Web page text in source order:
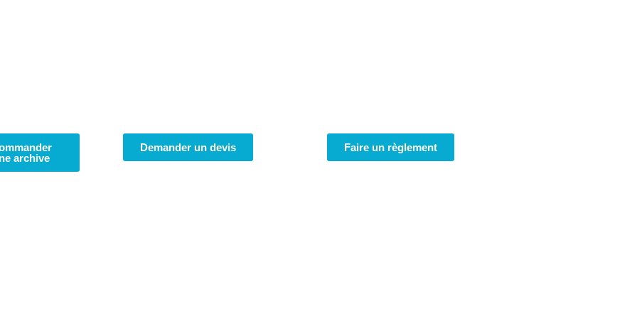
archive
Demander un devis Faire un règlement